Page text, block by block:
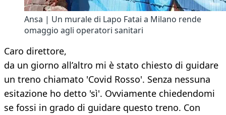
Ansa | Un murale di Lapo Fatai a Milano rende
omaggio agli operatori sanitari
Caro direttore,
da un giorno all’altro mi è stato chiesto di guidare
un treno chiamato 'Covid Rosso'. Senza nessuna
esitazione ho detto 'sì'. Ovviamente chiedendomi
se fossi in grado di guidare questo treno. Con